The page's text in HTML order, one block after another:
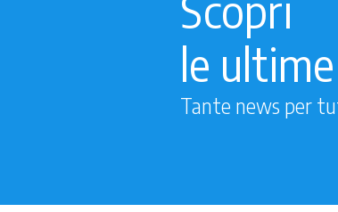
le
Tante news per